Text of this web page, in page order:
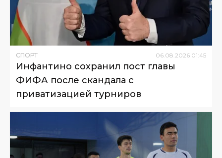
СПОРТ 06.08.2026 01:45
Инфантино сохранил пост главы
ФИФА после скандала с
приватизацией турниров